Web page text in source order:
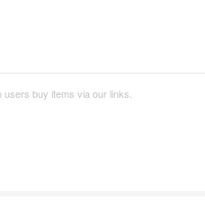
users buy items via our links.